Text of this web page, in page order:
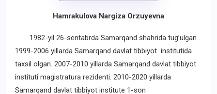
Hamrakulova Nargiza Orzuyevna
1982-yil 26-sentabrda Samarqand shahrida tug’ulgan.
1999-2006 yillarda Samarqand davlat tibbiyot institutida
taxsil olgan. 2007-2010 yillarda Samarqand davlat tibbiyot
instituti magistratura rezidenti. 2010-2020 yillarda
Samarqand davlat tibbiyot institute 1-son